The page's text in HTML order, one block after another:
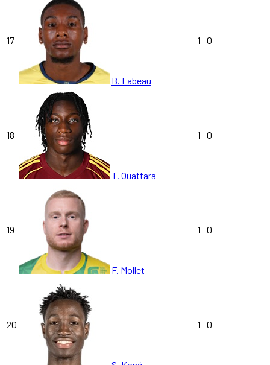
17
B. Labeau
1 0
18
T. Ouattara
1 0
19
F. Mollet
1 0
20 1 0